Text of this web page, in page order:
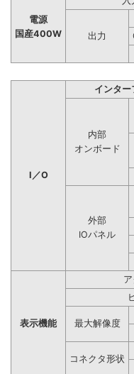
電源
国産400W
出力
I／O
インター
内部
オンボード
外部
IOパネル
表示機能 最大解像度
コネクタ形状